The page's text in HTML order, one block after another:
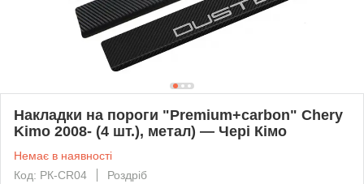
Накладки на пороги "Premium+carbon" Chery
Kimo 2008- (4 шт.), метал) — Чері Кімо
Немає в наявності
Код: PК-CR04
Роздріб